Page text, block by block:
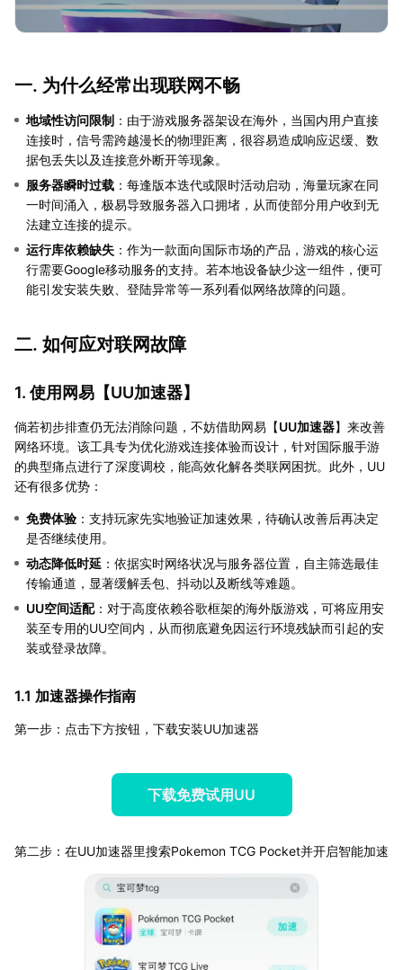
一. 为什么经常出现联网不畅
地域性访问限制 ：由于游戏服务器架设在海外，当国内用户直接
连接时，信号需跨越漫长的物理距离，很容易造成响应迟缓、数
据包丢失以及连接意外断开等现象。
服务器瞬时过载 ：每逢版本迭代或限时活动启动，海量玩家在同
一时间涌入，极易导致服务器入口拥堵，从而使部分用户收到无
法建立连接的提示。
运行库依赖缺失 ：作为一款面向国际市场的产品，游戏的核心运
行需要Google移动服务的支持。若本地设备缺少这一组件，便可
能引发安装失败、登陆异常等一系列看似网络故障的问题。
二. 如何应对联网故障
1. 使用网易【UU加速器】
倘若初步排查仍无法消除问题，不妨借助网易【UU加速器】来改善
网络环境。该工具专为优化游戏连接体验而设计，针对国际服手游
的典型痛点进行了深度调校，能高效化解各类联网困扰。此外，UU
还有很多优势：
免费体验 ：支持玩家先实地验证加速效果，待确认改善后再决定
是否继续使用。
动态降低时延 ：依据实时网络状况与服务器位置，自主筛选最佳
传输通道，显著缓解丢包、抖动以及断线等难题。
UU空间适配：对于高度依赖谷歌框架的海外版游戏，可将应用安
装至专用的UU空间内，从而彻底避免因运行环境残缺而引起的安
装或登录故障。
1.1 加速器操作指南
第一步：点击下方按钮，下载安装UU加速器
下载免费试用UU
第二步：在UU加速器里搜索Pokemon TCG Pocket并开启智能加速